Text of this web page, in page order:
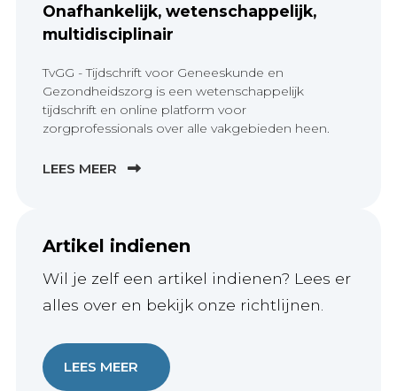
Onafhankelijk, wetenschappelijk,
multidisciplinair
TvGG - Tijdschrift voor Geneeskunde en
Gezondheidszorg is een wetenschappelijk
tijdschrift en online platform voor
zorgprofessionals over alle vakgebieden heen.
LEES MEER
Artikel indienen
Wil je zelf een artikel indienen? Lees er
alles over en bekijk onze richtlijnen.
LEES MEER